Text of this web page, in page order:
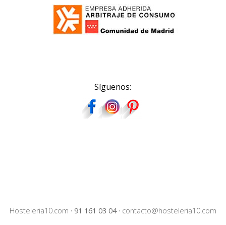
Síguenos:
Hosteleria10.com · 91 161 03 04· contacto@hosteleria10.com